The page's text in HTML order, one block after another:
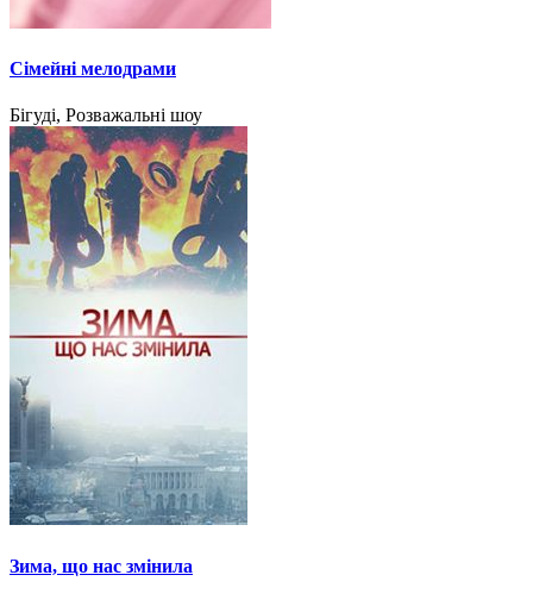
Сімейні мелодрами
Бігуді, Розважальні шоу
Зима, що нас змінила